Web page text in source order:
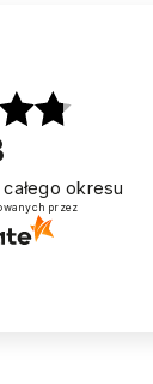
całego okresu
przez